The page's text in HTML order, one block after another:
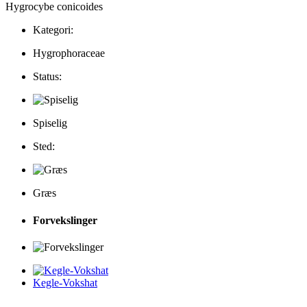
Hygrocybe conicoides
Kategori:
Hygrophoraceae
Status:
Spiselig
Sted:
Græs
Forvekslinger
Kegle-Vokshat